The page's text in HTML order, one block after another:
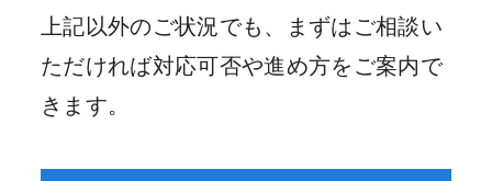
上記以外のご状況でも、まずはご相談い
ただければ対応可否や進め方をご案内で
きます。